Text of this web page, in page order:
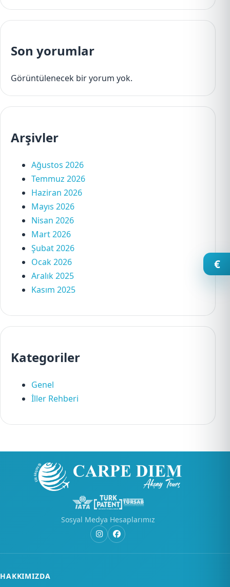
Son yorumlar
Görüntülenecek bir yorum yok.
Arşivler
Ağustos 2026
Temmuz 2026
Haziran 2026
Mayıs 2026
Nisan 2026
Mart 2026
Şubat 2026
Ocak 2026
Aralık 2025
Kasım 2025
Kategoriler
Genel
İller Rehberi
Sosyal Medya Hesaplarımız
HAKKIMIZDA
€